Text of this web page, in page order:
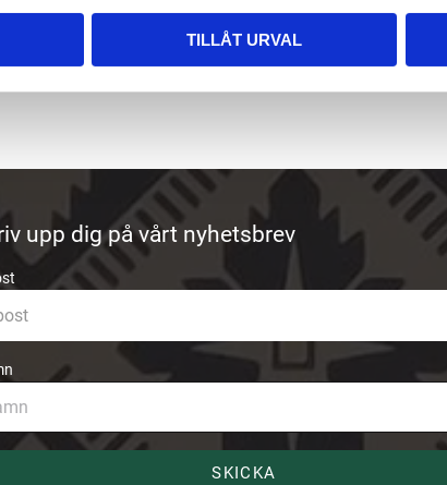
TILLÅT URVAL
upp dig på vårt nyhetsbrev
SKICKA